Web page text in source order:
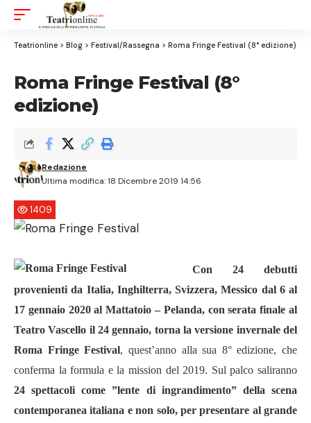
Resizer
Teatrionline > Blog > Festival/Rassegna > Roma Fringe Festival (8° edizione)
Roma Fringe Festival (8°
edizione)
Ultima modifica: 18 Dicembre 2019 14:56
Redazione
1409
Con 24 debutti
provenienti da Italia, Inghilterra, Svizzera, Messico dal 6 al
17 gennaio 2020 al Mattatoio – Pelanda, con serata finale al
Teatro Vascello il 24 gennaio, torna la versione invernale del
Roma Fringe Festival, quest’anno alla sua 8° edizione, che
conferma la formula e la mission del 2019. Sul palco saliranno
24 spettacoli come ”lente di ingrandimento” della scena
contemporanea italiana e non solo, per presentare al grande